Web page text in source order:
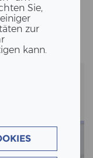
Sie,
zur
kann.